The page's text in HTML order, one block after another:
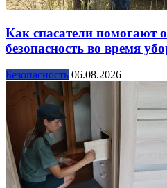
Как спасатели помогают
безопасность во время
Безопасность 06.08.2026